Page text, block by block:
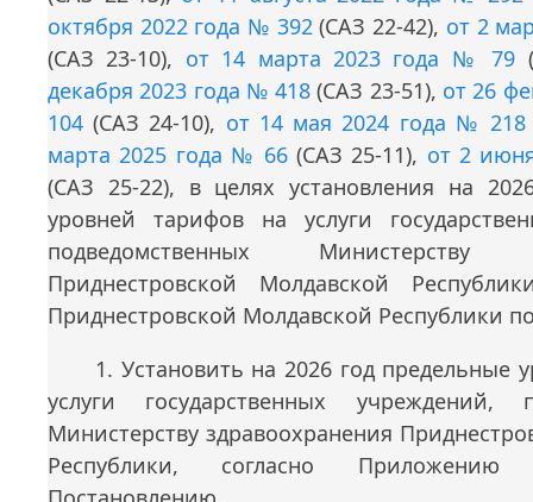
октября 2022 года № 392(САЗ 22-42), от 2
(САЗ 23-10), от 14 марта 2023 года № 79
декабря 2023 года № 418(САЗ 23-51), от 26
104 (САЗ 24-10), от 14 мая 2024 года № 218
марта 2025 года № 66(САЗ 25-11), от 2
(САЗ 25-22), в целях установления на
уровней тарифов на услуги
подведомственных Министерству
Приднестровской Молдавской
Приднестровской Молдавской Республики
1. Установить на 2026 год предельные
услуги государственных учреждений,
Министерству здравоохранения
Республики, согласно